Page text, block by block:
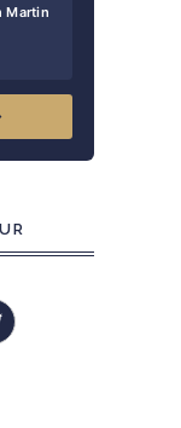
Martin